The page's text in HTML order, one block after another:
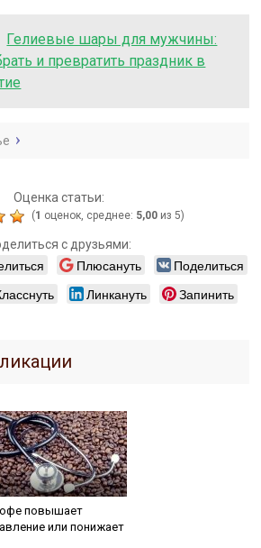
Гелиевые шары для мужчины:
и превратить праздник в
Оценка статьи:
(1 оценок, среднее: 5,00из 5)
с друзьями:
Плюсануть
Поделиться
Линкануть Запинить
повышает
или понижает